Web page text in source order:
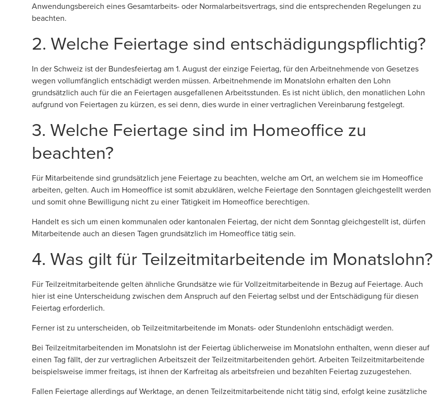
Anwendungsbereich eines Gesamtarbeits- oder Normalarbeitsvertrags, sind die entsprechenden Regelungen zu
beachten.
2. Welche Feiertage sind entschädigungspflichtig?
In der Schweiz ist der Bundesfeiertag am 1. August der einzige Feiertag, für den Arbeitnehmende von Gesetzes
wegen vollumfänglich entschädigt werden müssen. Arbeitnehmende im Monatslohn erhalten den Lohn
grundsätzlich auch für die an Feiertagen ausgefallenen Arbeitsstunden. Es ist nicht üblich, den monatlichen Lohn
aufgrund von Feiertagen zu kürzen, es sei denn, dies wurde in einer vertraglichen Vereinbarung festgelegt.
3. Welche Feiertage sind im Homeoffice zu
beachten?
Für Mitarbeitende sind grundsätzlich jene Feiertage zu beachten, welche am Ort, an welchem sie im Homeoffice
arbeiten, gelten. Auch im Homeoffice ist somit abzuklären, welche Feiertage den Sonntagen gleichgestellt werden
und somit ohne Bewilligung nicht zu einer Tätigkeit im Homeoffice berechtigen.
Handelt es sich um einen kommunalen oder kantonalen Feiertag, der nicht dem Sonntag gleichgestellt ist, dürfen
Mitarbeitende auch an diesen Tagen grundsätzlich im Homeoffice tätig sein.
4. Was gilt für Teilzeitmitarbeitende im Monatslohn?
Für Teilzeitmitarbeitende gelten ähnliche Grundsätze wie für Vollzeitmitarbeitende in Bezug auf Feiertage. Auch
hier ist eine Unterscheidung zwischen dem Anspruch auf den Feiertag selbst und der Entschädigung für diesen
Feiertag erforderlich.
Ferner ist zu unterscheiden, ob Teilzeitmitarbeitende im Monats- oder Stundenlohn entschädigt werden.
Bei Teilzeitmitarbeitenden im Monatslohn ist der Feiertag üblicherweise im Monatslohn enthalten, wenn dieser auf
einen Tag fällt, der zur vertraglichen Arbeitszeit der Teilzeitmitarbeitenden gehört. Arbeiten Teilzeitmitarbeitende
beispielsweise immer freitags, ist ihnen der Karfreitag als arbeitsfreien und bezahlten Feiertag zuzugestehen.
Fallen Feiertage allerdings auf Werktage, an denen Teilzeitmitarbeitende nicht tätig sind, erfolgt keine zusätzliche